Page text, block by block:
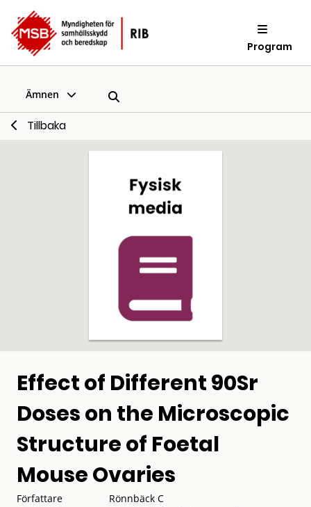
Program
Ämnen
Tillbaka
Effect of Different 90Sr
Doses on the Microscopic
Structure of Foetal
Mouse Ovaries
Författare
Rönnbäck C